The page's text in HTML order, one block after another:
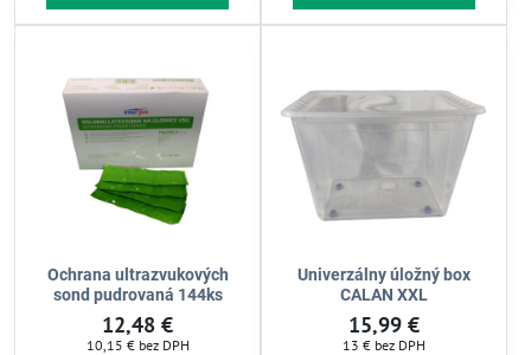
Ochrana ultrazvukových
sond pudrovaná 144ks
12,48 €
10,15 € bez DPH
Univerzálny úložný box
CALAN XXL
15,99 €
13 € bez DPH